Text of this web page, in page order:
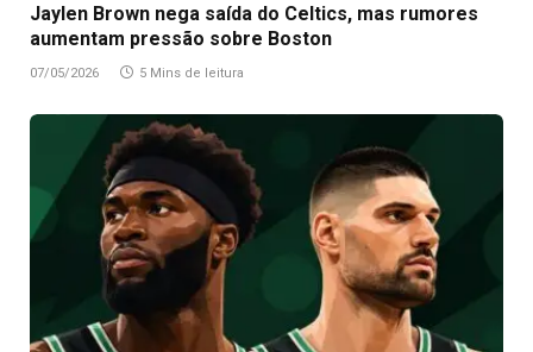
Jaylen Brown nega saída do Celtics, mas rumores
aumentam pressão sobre Boston
07/05/2026 5 Mins de leitura